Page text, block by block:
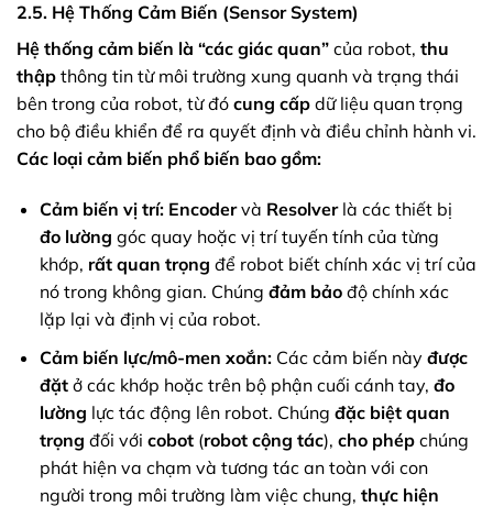
2.5. Hệ Thống Cảm Biến (Sensor System)
Hệ thống cảm biến là “các giác quan” của robot, thu
thập thông tin từ môi trường xung quanh và trạng thái
bên trong của robot, từ đó cung cấp dữ liệu quan trọng
cho bộ điều khiển để ra quyết định và điều chỉnh hành vi.
Các loại cảm biến phổ biến bao gồm:
Cảm biến vị trí: Encodervà Resolverlà các thiết bị
đo lường góc quay hoặc vị trí tuyến tính của từng
khớp, rất quan trọng để robot biết chính xác vị trí của
nó trong không gian. Chúng đảm bảođộ chính xác
lặp lại và định vị của robot.
Cảm biến lực/mô-men xoắn:Các cảm biến này được
đặtở các khớp hoặc trên bộ phận cuối cánh tay, đo
lường lực tác động lên robot. Chúng đặc biệt quan
trọng đối với cobot(robot cộng tác), cho phépchúng
phát hiện va chạm và tương tác an toàn với con
người trong môi trường làm việc chung, thực hiện